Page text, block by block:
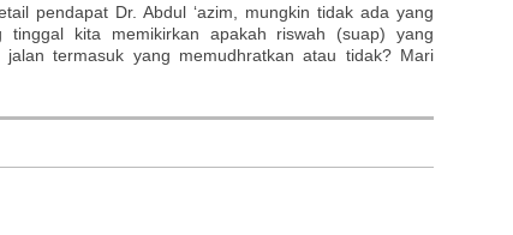
pendapat Dr. Abdul ‘azim, mungkin tidak ada yang
tinggal kita memikirkan apakah riswah (suap) yang
termasuk yang memudhratkan atau tidak? Mari